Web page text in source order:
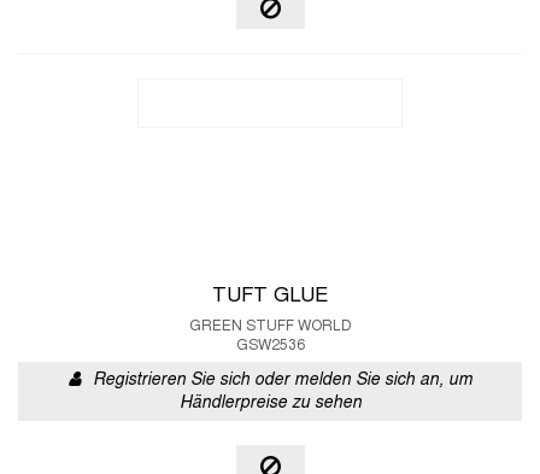
TUFT GLUE
GREEN STUFF WORLD
GSW2536
Registrieren Sie sich oder melden Sie sich an, um
Händlerpreise zu sehen